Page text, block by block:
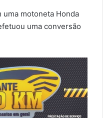
motoneta Honda
uma conversão